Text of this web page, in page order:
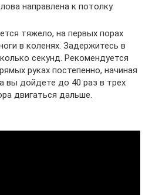
направлена к потолку.
тяжело, на первых порах
в коленях. Задержитесь в
секунд. Рекомендуется
руках постепенно, начиная
вы дойдете до 40 раз в трех
двигаться дальше.